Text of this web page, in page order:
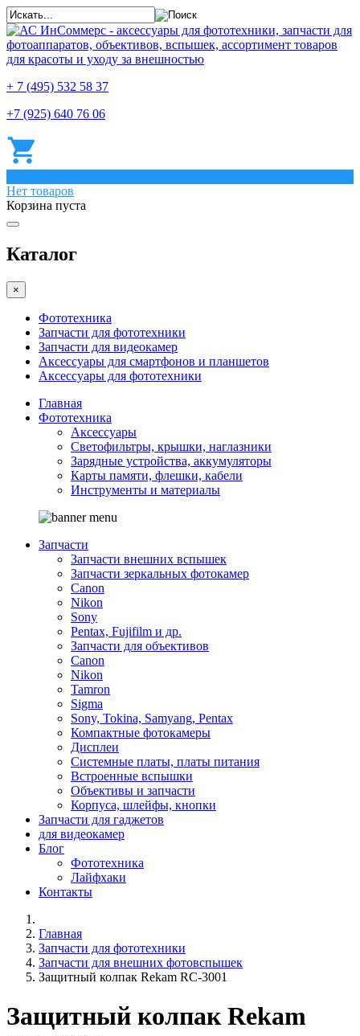
+ 7 (495) 532 58 37
+7 (925) 640 76 06
Нет товаров
Корзина пуста
Каталог
×
Фототехника
Запчасти для фототехники
Запчасти для видеокамер
Аксессуары для смартфонов и планшетов
Аксессуары для фототехники
Главная
Фототехника
Аксессуары
Светофильтры, крышки, наглазники
Зарядные устройства, аккумуляторы
Карты памяти, флешки, кабели
Инструменты и материалы
Запчасти
Запчасти внешних вспышек
Запчасти зеркальных фотокамер
Canon
Nikon
Sony
Pentax, Fujifilm и др.
Запчасти для объективов
Canon
Nikon
Tamron
Sigma
Sony, Tokina, Samyang, Pentax
Компактные фотокамеры
Дисплеи
Системные платы, платы питания
Встроенные вспышки
Объективы и запчасти
Корпуса, шлейфы, кнопки
Запчасти для гаджетов
для видеокамер
Блог
Фототехника
Лайфхаки
Контакты
Главная
Запчасти для фототехники
Запчасти для внешних фотовспышек
Защитный колпак Rekam RC-3001
Защитный колпак Rekam